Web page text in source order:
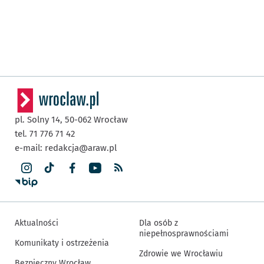
pl. Solny 14, 50-062 Wrocław
tel. 71 776 71 42
e-mail: redakcja@araw.pl
Aktualności
Komunikaty i ostrzeżenia
Dla osób z
niepełnosprawnościami
Zdrowie we Wrocławiu